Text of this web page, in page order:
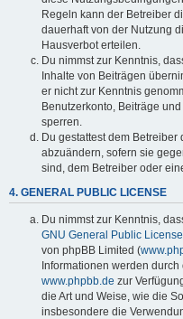
Regeln kann der Betreiber
dauerhaft von der Nutzung
Hausverbot erteilen.
Du nimmst zur Kenntnis,
Inhalte von Beiträgen
er nicht zur Kenntnis
Benutzerkonto, Beiträge
sperren.
Du gestattest dem
abzuändern, sofern sie
sind, dem Betreiber oder
4. GENERAL PUBLIC LICENSE
Du nimmst zur Kenntnis,
GNU General Public
von phpBB Limited (
Informationen werden
www.phpbb.de zur
die Art und Weise, wie die
insbesondere die